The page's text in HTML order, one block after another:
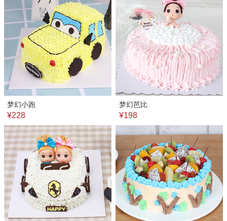
梦幻小跑
¥228
梦幻芭比
¥198